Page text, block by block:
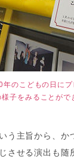
年のこどもの日に
子をみることが
う主旨から、
させる演出も随